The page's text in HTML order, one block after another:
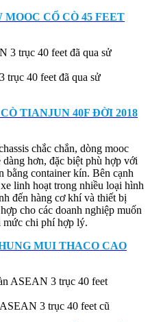
CỔ CÒ 45 FEET
trục 40 feet đã qua sử
TIANJUN 40F ĐỜI 2018
chắc chắn, dòng mooc
hơn, đặc biệt phù hợp với
bằng container kín. Bên cạnh
linh hoạt trong nhiều loại hình
đến hàng cơ khí và thiết bị
cho các doanh nghiệp muốn
mức chi phí hợp lý.
MUI THACO CAO
3 trục 40 feet cũ